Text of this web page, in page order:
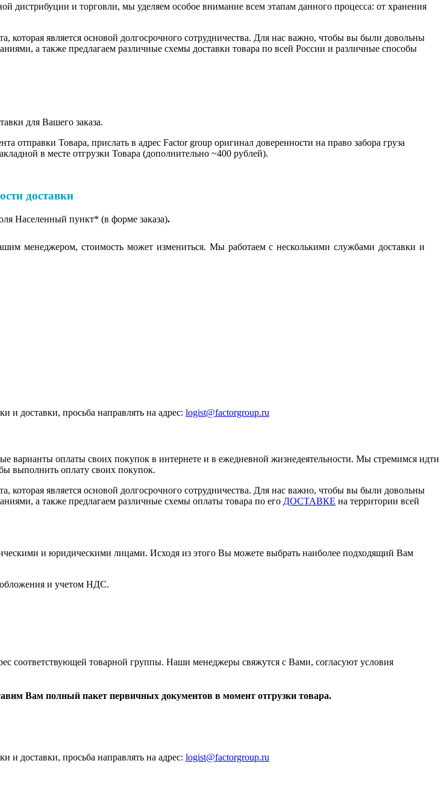
дистрибуции и торговли, мы уделяем особое внимание всем этапам данного процесса: от хранения
которая является основой долгосрочного сотрудничества. Для нас важно, чтобы вы были довольны
а также предлагаем различные схемы доставки товара по всей России и различные способы
для Вашего заказа.
отправки Товара, прислать в адрес Factor group оригинал доверенности на право забора груза
в месте отгрузки Товара (дополнительно ~400 рублей).
доставки
Населенный пункт* (в форме заказа).
менеджером, стоимость может измениться. Мы работаем с несколькими службами доставки и
и доставки, просьба направлять на адрес: logist@factorgroup.ru
варианты оплаты своих покупок в интернете и в ежедневной жизнедеятельности. Мы стремимся идти
выполнить оплату своих покупок.
которая является основой долгосрочного сотрудничества. Для нас важно, чтобы вы были довольны
а также предлагаем различные схемы оплаты товара по его ДОСТАВКЕ на территории всей
и юридическими лицами. Исходя из этого Вы можете выбрать наиболее подходящий Вам
и учетом НДС.
соответствующей товарной группы. Наши менеджеры свяжутся с Вами, согласуют условия
Вам полный пакет первичных документов в момент отгрузки товара.
и доставки, просьба направлять на адрес: logist@factorgroup.ru